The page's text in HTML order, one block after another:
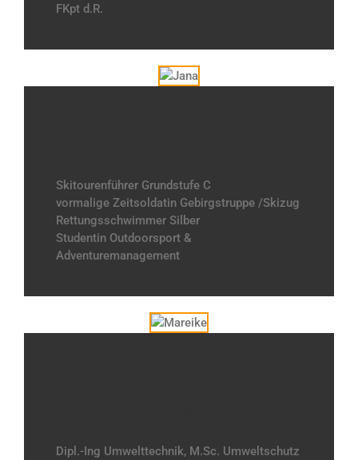
FKpt d.R.
Skitourenführer Grundstufe C
vormalige Zeitsoldatin Gebirgstruppe /Skizug
Rettungsschwimmer Silber
Studentin Outdoorsport &
Adventuremanagement
Dipl.-Ing Umwelttechnik, M.Sc. Umweltschutz